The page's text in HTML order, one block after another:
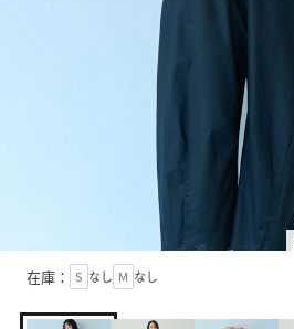
在庫： S なし M なし